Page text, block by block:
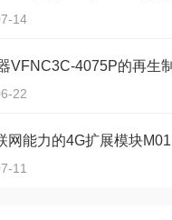
14
VFNC3C-4075P的再生
22
网能力的4G扩展模块M01
11